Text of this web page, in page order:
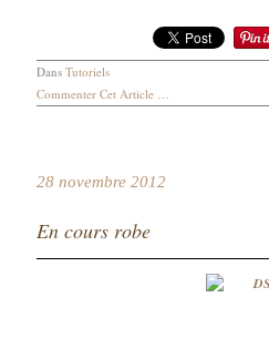
Dans Tutoriels
Commenter Cet Article …
28 novembre 2012
En cours robe